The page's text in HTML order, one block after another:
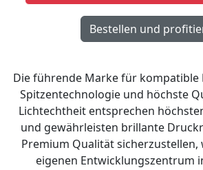
Die führende Marke für
Spitzentechnologie und höchste
Lichtechtheit entsprechen
und gewährleisten brillante
Premium Qualität sicherzustellen,
eigenen Entwicklungszentrum